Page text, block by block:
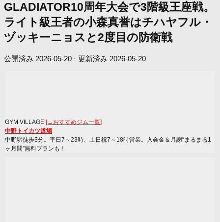
GLADIATOR10周年大会で3階級王座戦。
ライト級王者の小森真誉はチハヤフル・
ヅッキーニョスと2度目の防衛戦
公開済み 2026-05-20 · 更新済み 2026-05-20
GYM VILLAGE [→おすすめジム一覧]
中野トイカツ道場
中野駅徒歩3分。平日7～23時、土日祝7～18時営業。入会金＆月謝“まるまる1
ヶ月間”無料プランも！